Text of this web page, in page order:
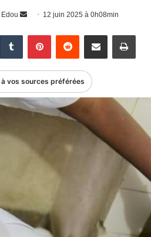
Envoyer
courriel
12 juin 2025 à 0h08min
Tumblr PinterestReddit Partager par email
vos sources préférées